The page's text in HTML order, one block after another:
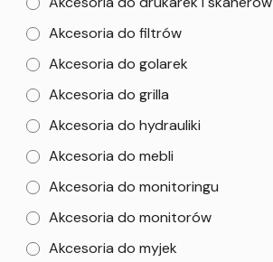
Akcesoria do filtrów
Akcesoria do golarek
Akcesoria do grilla
Akcesoria do hydrauliki
Akcesoria do mebli
Akcesoria do monitoringu
Akcesoria do monitorów
Akcesoria do myjek